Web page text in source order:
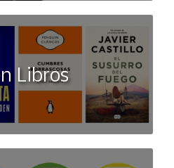
Libros